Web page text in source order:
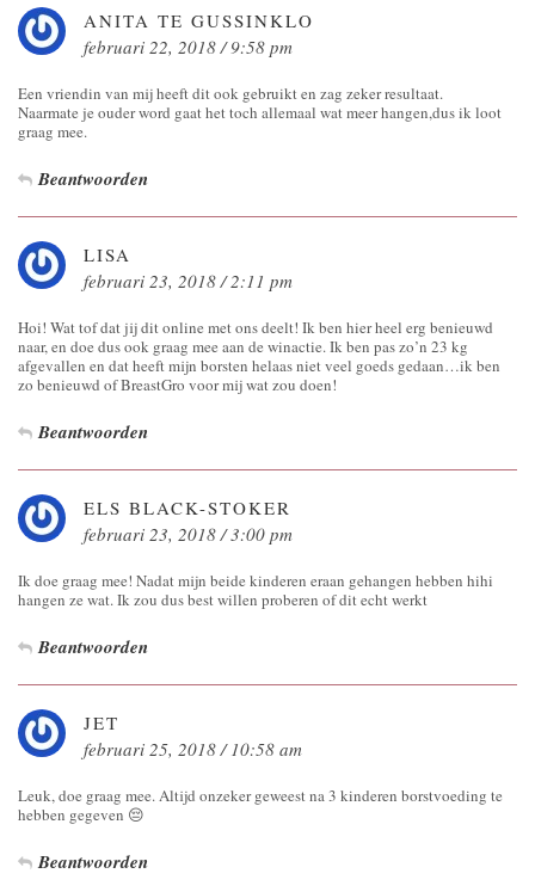
ANITA TE GUSSINKLO
februari 22, 2018 / 9:58 pm
Een vriendin van mij heeft dit ook gebruikt en zag zeker resultaat.
Naarmate je ouder word gaat het toch allemaal wat meer hangen,dus ik loot
graag mee.
Beantwoorden
LISA
februari 23, 2018 / 2:11 pm
Hoi! Wat tof dat jij dit online met ons deelt! Ik ben hier heel erg benieuwd
naar, en doe dus ook graag mee aan de winactie. Ik ben pas zo’n 23 kg
afgevallen en dat heeft mijn borsten helaas niet veel goeds gedaan…ik ben
zo benieuwd of BreastGro voor mij wat zou doen!
Beantwoorden
ELS BLACK-STOKER
februari 23, 2018 / 3:00 pm
Ik doe graag mee! Nadat mijn beide kinderen eraan gehangen hebben hihi
hangen ze wat. Ik zou dus best willen proberen of dit echt werkt
Beantwoorden
JET
februari 25, 2018 / 10:58 am
Leuk, doe graag mee. Altijd onzeker geweest na 3 kinderen borstvoeding te
hebben gegeven 😔
Beantwoorden